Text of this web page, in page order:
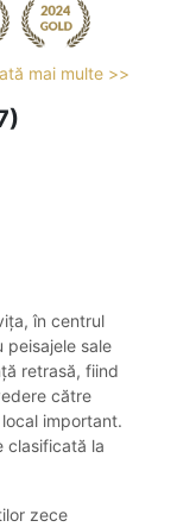
mai multe >>
în centrul
peisajele sale
retrasă, fiind
către
important.
clasificată la
zece